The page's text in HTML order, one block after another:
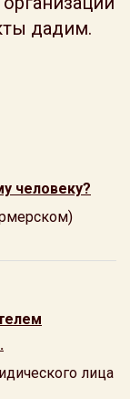
дадим.
человеку?
лица